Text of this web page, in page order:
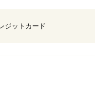
ジットカード